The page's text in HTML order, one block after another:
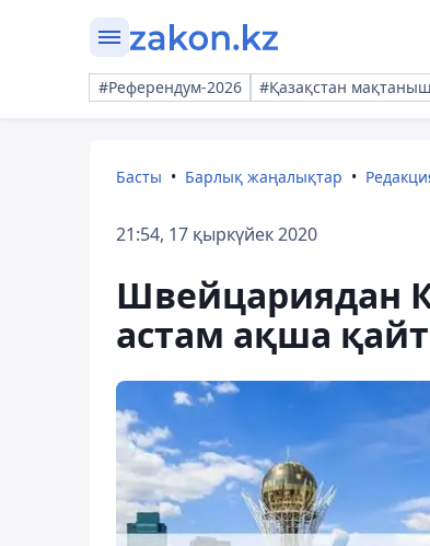
#Референдум-2026 #Қазақстан
Басты Барлық жаңалықтар
21:54, 17 қыркүйек 2020
Швейцариядан
астам ақша